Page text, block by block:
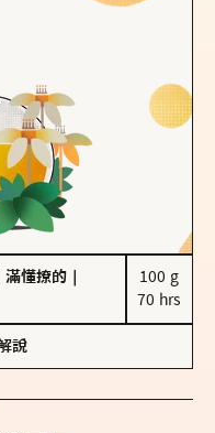
滿懂撩的
100 g
70 hrs
說